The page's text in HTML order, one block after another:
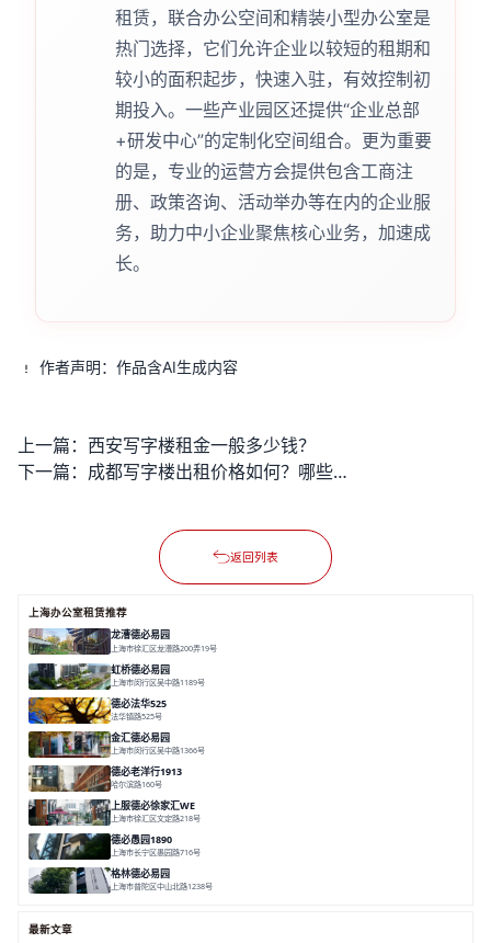
租赁，联合办公空间和精装小型办公室是
热门选择，它们允许企业以较短的租期和
较小的面积起步，快速入驻，有效控制初
期投入。一些产业园区还提供“企业总部
+研发中心”的定制化空间组合。更为重要
的是，专业的运营方会提供包含工商注
册、政策咨询、活动举办等在内的企业服
务，助力中小企业聚焦核心业务，加速成
长。
作者声明：作品含AI生成内容
上一篇： 西安写字楼租金一般多少钱？
下一篇：
成都写字楼出租价格如何？哪些区域性价比很高？
返回列表
上海办公室租赁推荐
龙漕德必易园
上海市徐汇区龙漕路200弄19号
虹桥德必易园
上海市闵行区吴中路1189号
德必法华525
法华镇路525号
金汇德必易园
上海市闵行区吴中路1366号
德必老洋行1913
哈尔滨路160号
上服德必徐家汇WE
上海市徐汇区文定路218号
德必愚园1890
上海市长宁区愚园路716号
格林德必易园
上海市普陀区中山北路1238号
最新文章